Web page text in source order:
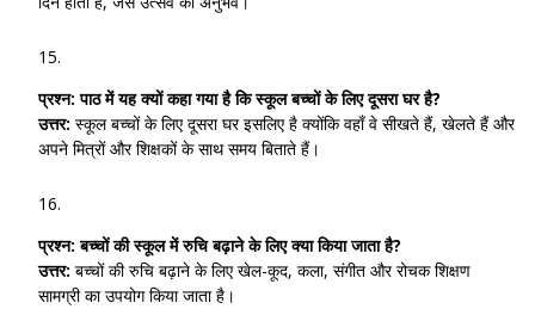
प्रश्न: पाठ में यह क्यों कहा गया है कि स्कूल बच्चों के लिए दूसरा घर है?
उत्तर: स्कूल बच्चों के लिए दूसरा घर इसलिए है क्योंकि वहाँ वे सीखते हैं, खेलते हैं और
अपने मित्रों और शिक्षकों के साथ समय बिताते हैं।
प्रश्न: बच्चों की स्कूल में रुचि बढ़ाने के लिए क्या किया जाता है?
उत्तर: बच्चों की रुचि बढ़ाने के लिए खेल-कूद, कला, संगीत और रोचक शिक्षण
सामग्री का उपयोग किया जाता है।